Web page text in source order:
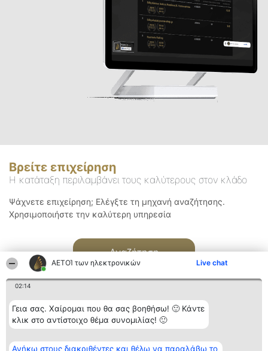
ΑΕΤΟΊ των ηλεκτρονικών Live chat
02:14
Γεια σας. Χαίρομαι που θα σας βοηθήσω! 🙂 Κάντε
κλικ στο αντίστοιχο θέμα συνομιλίας! 🙂
Ανήκω στους διακριθέντες και θέλω να παραλάβω το
Βρείτε επιχείρηση
Η κατάταξη περιλαμβάνει τους καλύτερους στον κλάδο
Ψάχνετε επιχείρηση; Ελέγξτε τη μηχανή αναζήτησης.
Χρησιμοποιήστε την καλύτερη υπηρεσία
Αναζήτηση
Διοργανωτής της
κατάταξης
Κατάταξη
Διακριθέντες
Επικοινωνία
Επικοινωνία